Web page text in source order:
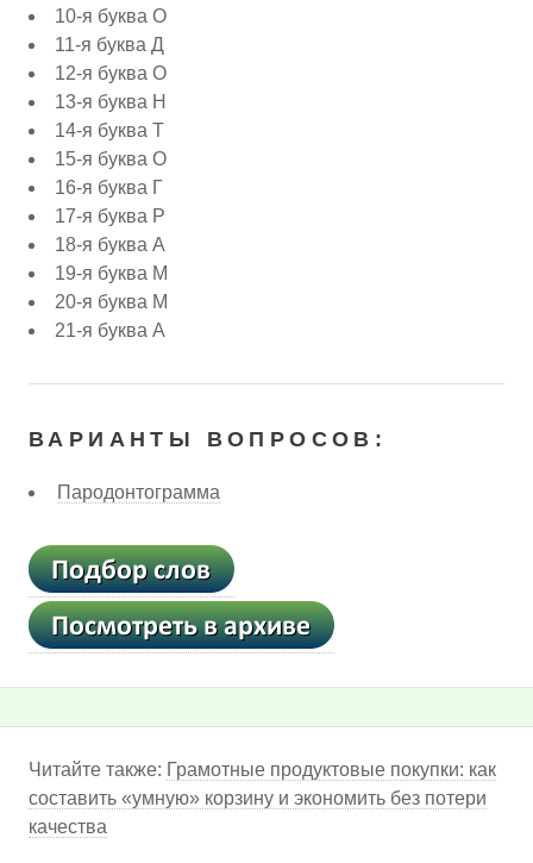
10-я буква О
11-я буква Д
12-я буква О
13-я буква Н
14-я буква Т
15-я буква О
16-я буква Г
17-я буква Р
18-я буква А
19-я буква М
20-я буква М
21-я буква А
ВАРИАНТЫ ВОПРОСОВ:
Пародонтограмма
Читайте также: Грамотные продуктовые покупки: как
составить «умную» корзину и экономить без потери
качества